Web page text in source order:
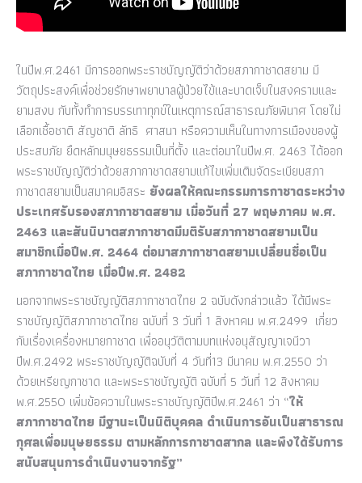
ในปีพ.ศ.2461 มีการออกพระราชบัญญัติว่าด้วยสภากาชาดสยาม มี
วัตถุประสงค์เพื่อช่วยรักษาพยาบาลผู้ป่วยไข้และบาดเจ็บในสงครามและ
ยามสงบ กับทั้งทำการบรรเทาทุกข์ในเหตุการณ์สาธารณภัยพินาศ โดยไม่
เลือกเชื้อชาติ สัญชาติ ลัทธิ ศาสนา หรือความเห็นในทางการเมืองของผู้
ประสบภัย ยึดหลักมนุษยธรรมเป็นที่ตั้ง และต่อมาในปีพ.ศ. 2463 ได้ออก
พระราชบัญญัติว่าด้วยสภากาชาดสยามแก้ไขเพิ่มเติมจัดระเบียบสภา
กาชาดสยามเป็นสมาคมอิสระ ยังผลให้คณะกรรมการกาชาดระหว่าง
ประเทศรับรองสภากาชาดสยาม เมื่อวันที่ 27 พฤษภาคม พ.ศ.
2463 และสันนิบาตสภากาชาดมีมติรับสภากาชาดสยามเป็น
สมาชิกเมื่อปีพ.ศ. 2464 ต่อมาสภากาชาดสยามเปลี่ยนชื่อเป็น
สภากาชาดไทย เมื่อปีพ.ศ. 2482
นอกจากพระราชบัญญัติสภากาชาดไทย 2 ฉบับดังกล่าวแล้ว ได้มีพระ
ราชบัญญัติสภากาชาดไทย ฉบับที่ 3 วันที่ 1 สิงหาคม พ.ศ.2499 เกี่ยว
กับเรื่องเครื่องหมายกาชาด เพื่ออนุวัติตามบทแห่งอนุสัญญาเจนีวา
ปีพ.ศ.2492 พระราชบัญญัติฉบับที่ 4 วันที่13 มีนาคม พ.ศ.2550 ว่า
ด้วยเหรียญกาชาด และพระราชบัญญัติ ฉบับที่ 5 วันที่ 12 สิงหาคม
พ.ศ.2550 เพิ่มข้อความในพระราชบัญญัติปีพ.ศ.2461 ว่า “ให้
สภากาชาดไทย มีฐานะเป็นนิติบุคคล ดำเนินการอันเป็นสาธารณ
กุศลเพื่อมนุษยธรรม ตามหลักการกาชาดสากล และพึงได้รับการ
สนับสนุนการดำเนินงานจากรัฐ”